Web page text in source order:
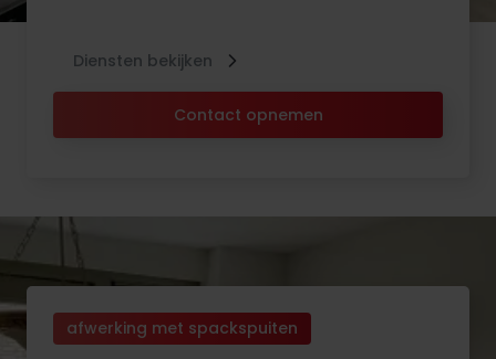
Contact opnemen
Diensten bekijken
afwerking met spackspuiten